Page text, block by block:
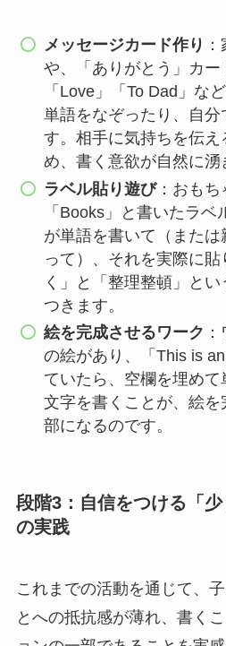
メッセージカード作り
や、「ありがとう」カ
「Love」「To Dad」な
単語をなぞったり、自分
す。相手に気持ちを伝
め、書く意欲が自然に湧
ラベル貼り遊び：おもち
「Books」と書いたラ
が単語を書いて（また
って）、それを実際に
く」と「整理整頓」と
つきます。
絵を完成させるワーク
の絵があり、「This is
ていたら、空欄を埋めて
文字を書くことが、絵
部になるのです。
段階3：自信をつける「少
の実践
これまでの活動を通じて、
とへの抵抗感が薄れ、書く